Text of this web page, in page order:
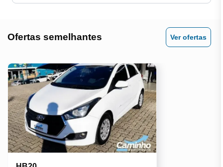
Ofertas semelhantes Ver ofertas